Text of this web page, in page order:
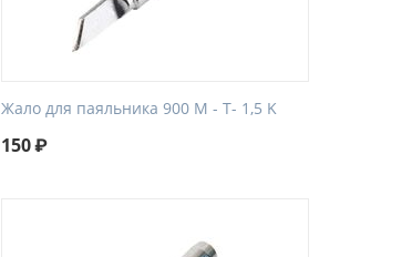
Жало для паяльника 900 М - Т- 1,5 K
150₽